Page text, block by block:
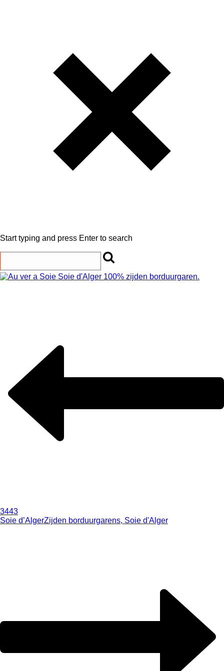
Start typing and press Enter to search
3443
Soie d’AlgerZijden borduurgarens, Soie d'Alger